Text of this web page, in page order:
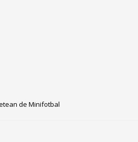
de Minifotbal